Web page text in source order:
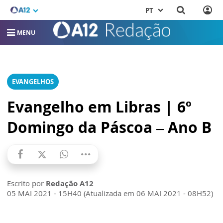
PT
MENU
EVANGELHOS
Evangelho em Libras | 6º
Domingo da Páscoa – Ano B
Escrito por Redação A12
05 MAI 2021 - 15H40 (Atualizada em 06 MAI 2021 - 08H52)